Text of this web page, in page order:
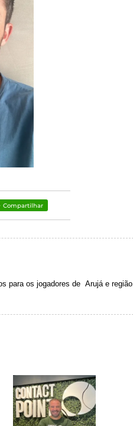
Compartilhar
para os jogadores de Arujá e região.